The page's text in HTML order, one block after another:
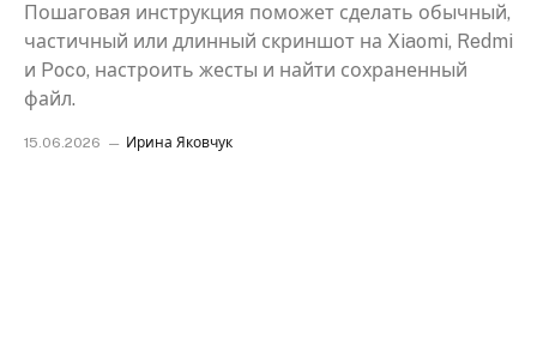
Пошаговая инструкция поможет сделать обычный,
частичный или длинный скриншот на Xiaomi, Redmi
и Poco, настроить жесты и найти сохраненный
файл.
15.06.2026 Ирина Яковчук